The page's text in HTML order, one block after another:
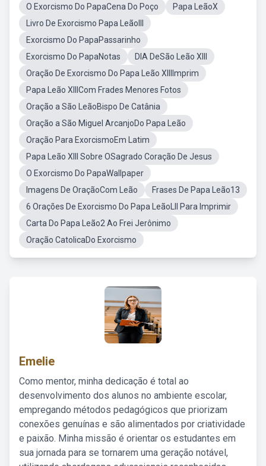
O Exorcismo Do PapaCena Do Poço
Papa LeãoX
Livro De Exorcismo Papa LeãoIII
Exorcismo Do PapaPassarinho
Exorcismo Do PapaNotas
DIA DeSão Leão XIII
Oração De Exorcismo Do Papa Leão XIIIImprim
Papa Leão XIIICom Frades Menores Fotos
Oração a São LeãoBispo De Catânia
Oração a São Miguel ArcanjoDo Papa Leão
Oração Para ExorcismoEm Latim
Papa Leão XIII Sobre OSagrado Coração De Jesus
O Exorcismo Do PapaWallpaper
Imagens De OraçãoCom Leão
Frases De Papa Leão13
6 Orações De Exorcismo Do Papa LeãoLll Para Imprimir
Carta Do Papa Leão2 Ao Frei Jerônimo
Oração CatolicaDo Exorcismo
Emelie
Como mentor, minha dedicação é total ao
desenvolvimento dos alunos no ambiente escolar,
empregando métodos pedagógicos que priorizam
conexões genuínas e são alimentados por criatividade
e paixão. Minha missão é orientar os estudantes em
sua jornada para se tornarem uma geração notável,